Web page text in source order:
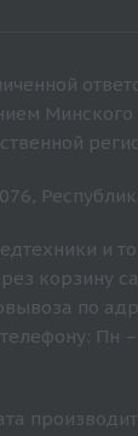
Минского
и
корзину
по
Пн –